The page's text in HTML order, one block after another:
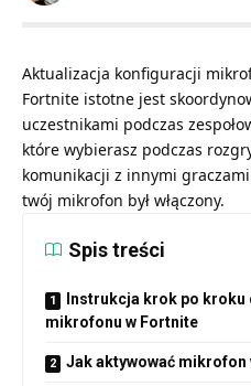
Aktualizacja konfiguracji
Fortnite istotne jest
uczestnikami podczas
które wybierasz podczas
komunikacji z innymi
twój mikrofon był włączony.
Spis treści
Instrukcja krok po kroku
mikrofonu w Fortnite
Jak aktywować mikrofon